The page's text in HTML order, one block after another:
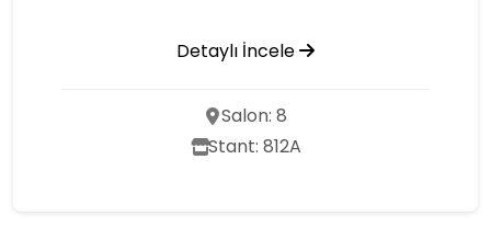
Detaylı İncele
Salon: 8
Stant: 812A